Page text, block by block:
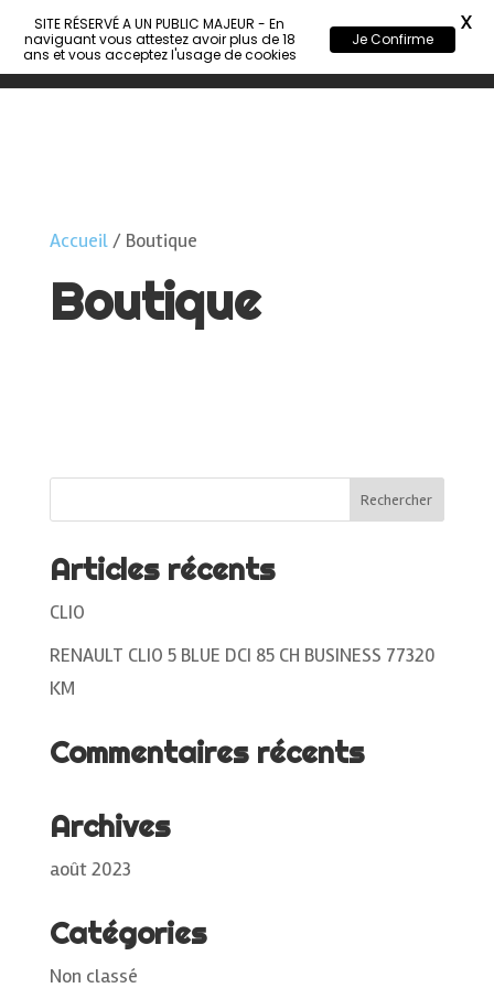
Accueil/ Boutique
Boutique
Articles récents
CLIO
RENAULT CLIO 5 BLUE DCI 85 CH BUSINESS 77320
KM
Commentaires récents
Archives
août 2023
Catégories
Non classé
SITE RÉSERVÉ A UN PUBLIC MAJEUR - En
naviguant vous attestez avoir plus de 18
ans et vous acceptez l'usage de cookies
Je Confirme
X